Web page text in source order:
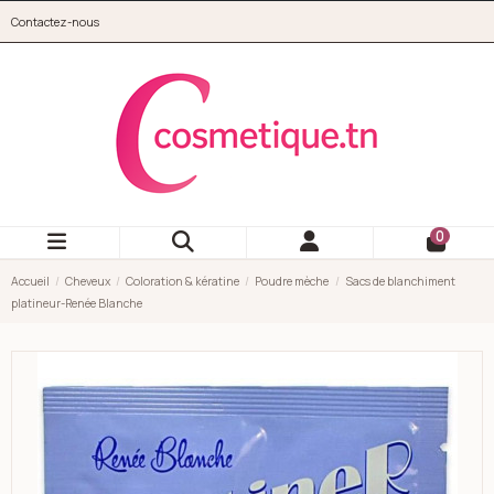
Contactez-nous
0
Accueil Cheveux Coloration & kératine Poudre mèche
Sacs de blanchiment
platineur-Renée Blanche